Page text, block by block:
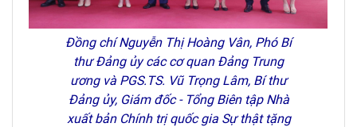
Đồng chí Nguyễn Thị Hoàng Vân, Phó Bí
thư Đảng ủy các cơ quan Đảng Trung
ương và PGS.TS. Vũ Trọng Lâm, Bí thư
Đảng ủy, Giám đốc - Tổng Biên tập Nhà
xuất bản Chính trị quốc gia Sự thật tặng